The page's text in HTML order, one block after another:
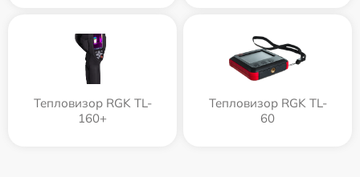
Тепловизор RGK TL-
160+
Тепловизор RGK TL-
60